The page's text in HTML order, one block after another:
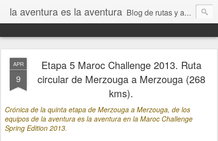
la aventura es la aventura Blog de rutas y aventuras, tanto de carretera como offroad realizados en moto, coche y bici MTB. Artículos técnicos, de mecánica y novedades relacionados con el mundo de la moto trail, 4x4 y bici de montaña.
APR
9
Etapa 5 Maroc Challenge 2013. Ruta
circular de Merzouga a Merzouga (268
kms).
Crónica de la quinta etapa de Merzouga a Merzouga, de los
equipos de la aventura es la aventura en la Maroc Challenge
Spring Edition 2013.